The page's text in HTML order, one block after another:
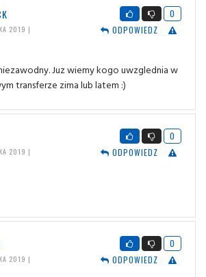
2019 |
0
ODPOWIEDZ
Juz wiemy kogo uwzglednia w
transferze zima lub latem :)
2019 |
0
ODPOWIEDZ
2019 |
0
ODPOWIEDZ